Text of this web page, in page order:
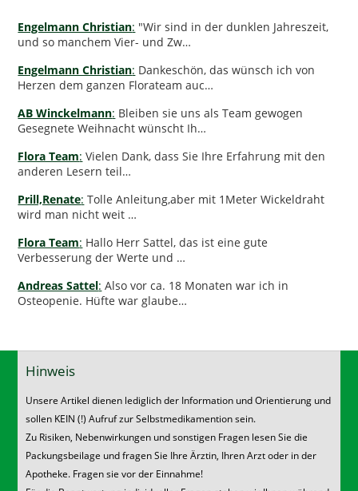
Engelmann Christian: "Wir sind in der dunklen Jahreszeit,
und so manchem Vier- und Zw…
Engelmann Christian: Dankeschön, das wünsch ich von
Herzen dem ganzen Florateam auc…
AB Winckelmann: Bleiben sie uns als Team gewogen
Gesegnete Weihnacht wünscht Ih…
Flora Team: Vielen Dank, dass Sie Ihre Erfahrung mit den
anderen Lesern teil…
Prill,Renate: Tolle Anleitung,aber mit 1Meter Wickeldraht
wird man nicht weit …
Flora Team: Hallo Herr Sattel, das ist eine gute
Verbesserung der Werte und …
Andreas Sattel: Also vor ca. 18 Monaten war ich in
Osteopenie. Hüfte war glaube…
Hinweis
Unsere Artikel dienen lediglich der Information und Orientierung und
sollen KEIN (!) Aufruf zur Selbstmedikamention sein.
Zu Risiken, Nebenwirkungen und sonstigen Fragen lesen Sie die
Packungsbeilage und fragen Sie Ihre Ärztin, Ihren Arzt oder in der
Apotheke. Fragen sie vor der Einnahme!